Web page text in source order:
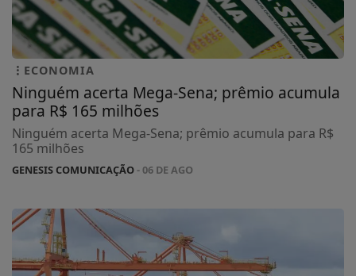
ECONOMIA
Ninguém acerta Mega-Sena; prêmio acumula
para R$ 165 milhões
Ninguém acerta Mega-Sena; prêmio acumula para R$
165 milhões
GENESIS COMUNICAÇÃO- 06 DE AGO